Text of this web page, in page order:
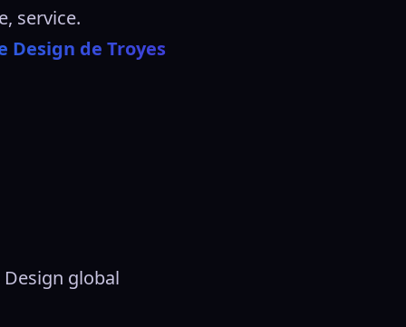
service.
Design de Troyes
Design global